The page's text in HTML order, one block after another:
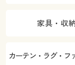
家具・収
カーテン・ラグ・フ